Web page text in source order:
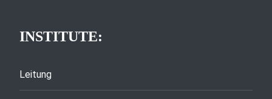
INSTITUTE:
Leitung